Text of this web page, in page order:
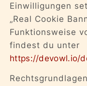
Einwilligungen
„Real Cookie
Funktionsweise
findest du unter
https://devowl.io/